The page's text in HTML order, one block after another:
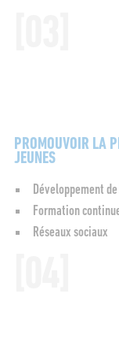
PROMOUVOIR LA
JEUNES
Développement
Formation
Réseaux sociaux